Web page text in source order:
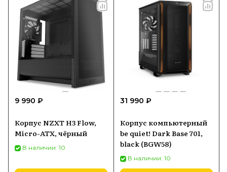
9 990 ₽
Корпус NZXT H3 Flow,
Micro-ATX, чёрный
В наличии: 10
31 990 ₽
Корпус компьютерный
be quiet! Dark Base 701,
black (BGW58)
В наличии: 10